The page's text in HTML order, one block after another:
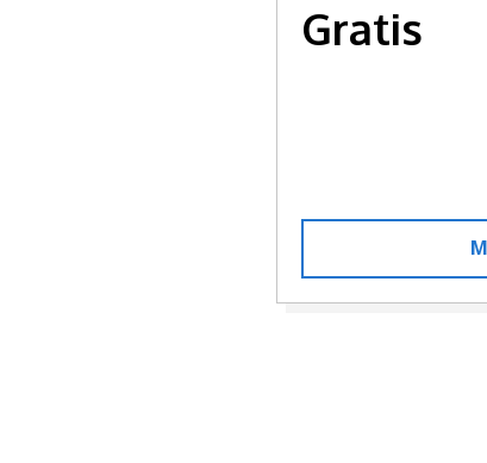
Gratis